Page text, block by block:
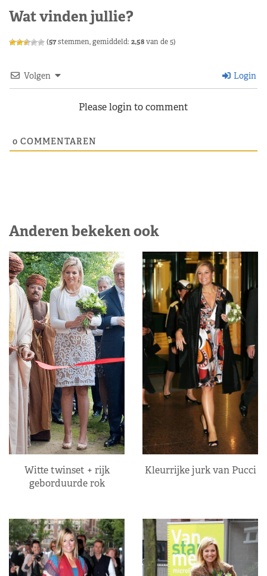
Wat vinden jullie?
(57stemmen, gemiddeld: 2,58van de 5)
Volgen Login
Please login to comment
0 COMMENTAREN
Anderen bekeken ook
Witte twinset + rijk
geborduurde rok
Kleurrijke jurk van Pucci